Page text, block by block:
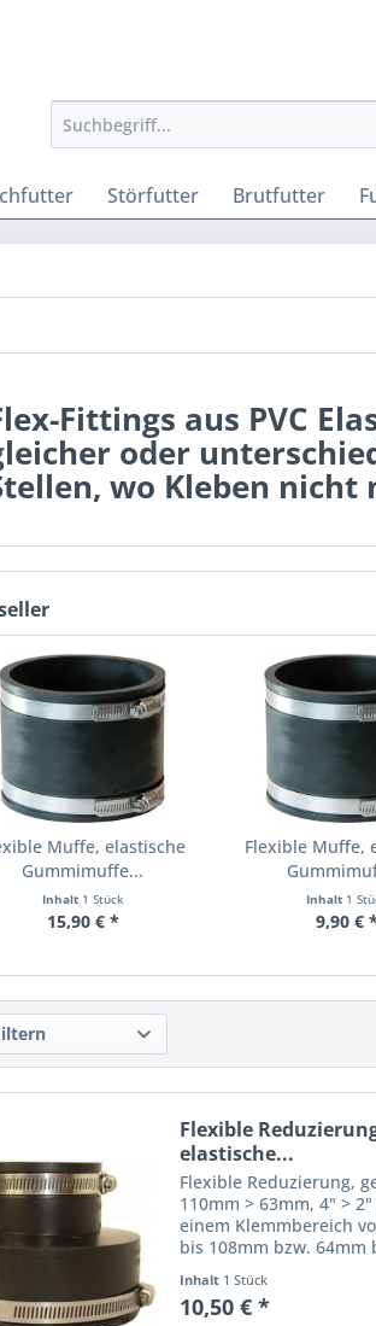
Störfutter Brutfutter
Fittings aus PVC
oder
wo Kleben
Muffe, elastische
Gummimuffe...
Inhalt 1 Stück
15,90 € *
Flexible Muffe,
Inhalt 1
9,90 € *
Flexible
elastische...
Flexible Reduzierung,
110mm > 63mm, 4" >
einem Klemmbereich
bis 108mm bzw. 64mm
unterschiedlicher
Rohrquerschnitte
Inhalt 1 Stück
10,50 € *